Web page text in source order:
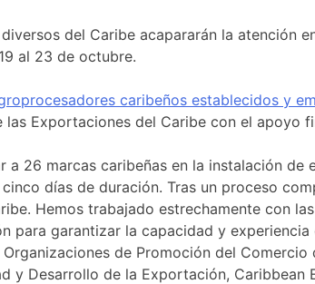
del Caribe acapararán la atención
al 23 de octubre.
caribeños establecidos y
Exportaciones del Caribe con el apoyo
26 marcas caribeñas en la instalación
días de duración. Tras un proceso
Hemos trabajado estrechamente con
garantizar la capacidad y
de Promoción del
y Desarrollo de la Exportación, Caribbean